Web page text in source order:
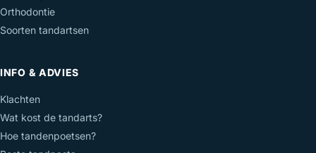
Orthodontie
Soorten tandartsen
INFO & ADVIES
Klachten
Wat kost de tandarts?
Hoe tandenpoetsen?